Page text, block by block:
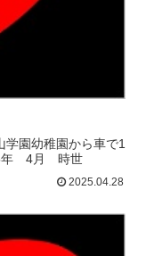
園幼稚園から車で1
年 4月 時世
2025.04.28